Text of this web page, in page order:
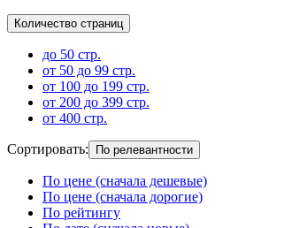
Количество страниц
до 50 стр.
от 50 до 99 стр.
от 100 до 199 стр.
от 200 до 399 стр.
от 400 стр.
Сортировать: По релевантности
По цене (сначала дешевые)
По цене (сначала дорогие)
По рейтингу